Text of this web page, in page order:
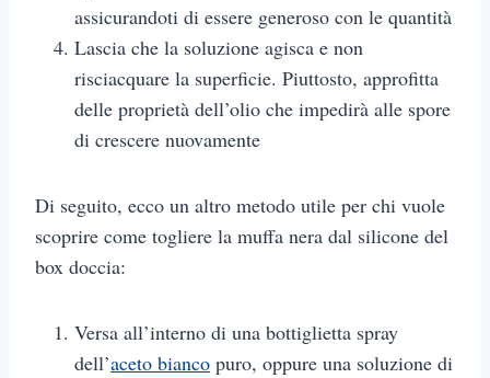
assicurandoti di essere generoso con le quantità
Lascia che la soluzione agisca e non
risciacquare la superficie. Piuttosto, approfitta
delle proprietà dell’olio che impedirà alle spore
di crescere nuovamente
Di seguito, ecco un altro metodo utile per chi vuole
scoprire come togliere la muffa nera dal silicone del
box doccia:
Versa all’interno di una bottiglietta spray
dell’aceto bianco puro, oppure una soluzione di